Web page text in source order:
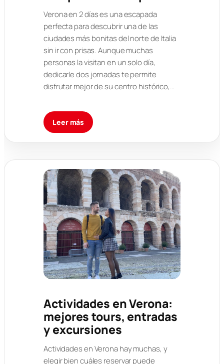
Verona en 2 días es una escapada
perfecta para descubrir una de las
ciudades más bonitas del norte de Italia
sin ir con prisas. Aunque muchas
personas la visitan en un solo día,
dedicarle dos jornadas te permite
disfrutar mejor de su centro histórico,…
Leer más
Actividades en Verona:
mejores tours, entradas
y excursiones
Actividades en Verona hay muchas, y
elegir bien cuáles reservar puede